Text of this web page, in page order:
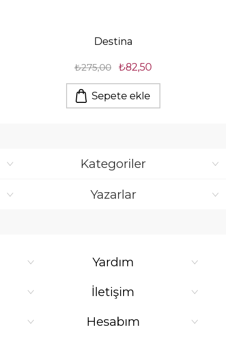
Destina
₺275,00 ₺82,50
Sepete ekle
Kategoriler
Yazarlar
Yardım
İletişim
Hesabım